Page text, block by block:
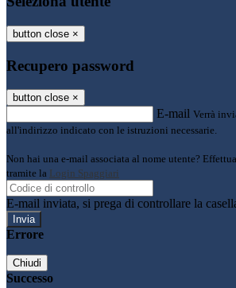
button close ×
Recupero password
button close ×
E-mail Verrà
all'indirizzo indicato con le istruzioni necessarie.
Non hai una e-mail associata al nome utente?
tramite la Login Spaggiari
E-mail inviata, si prega di controllare la
Errore
Chiudi
Successo